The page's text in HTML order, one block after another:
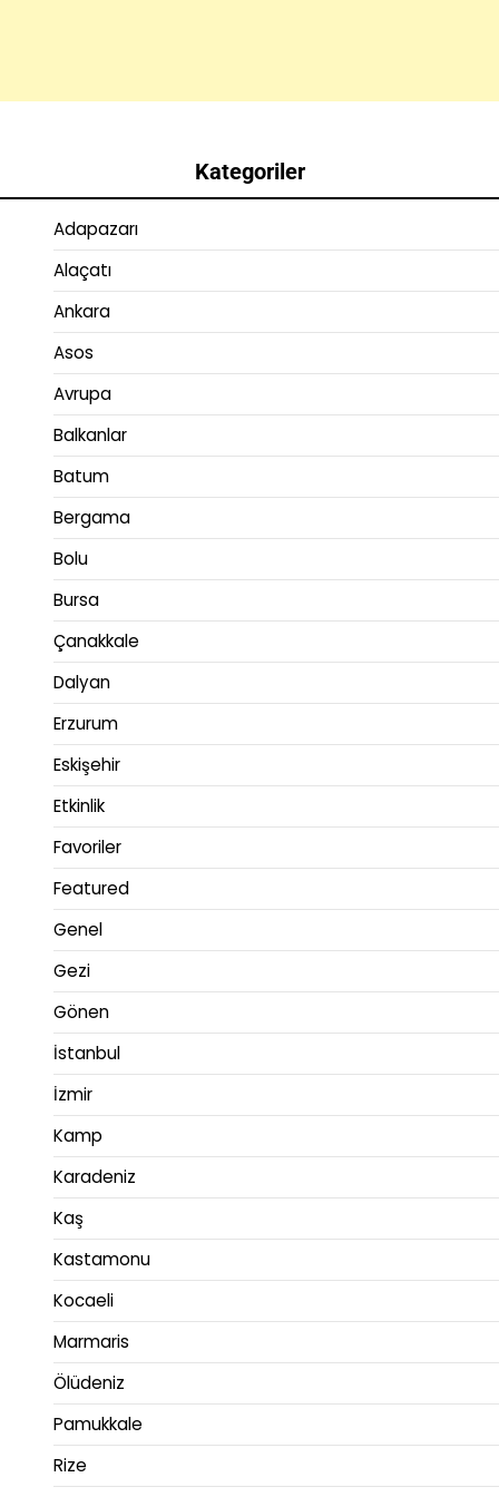
Kategoriler
Adapazarı
Alaçatı
Ankara
Asos
Avrupa
Balkanlar
Batum
Bergama
Bolu
Bursa
Çanakkale
Dalyan
Erzurum
Eskişehir
Etkinlik
Favoriler
Featured
Genel
Gezi
Gönen
İstanbul
İzmir
Kamp
Karadeniz
Kaş
Kastamonu
Kocaeli
Marmaris
Ölüdeniz
Pamukkale
Rize